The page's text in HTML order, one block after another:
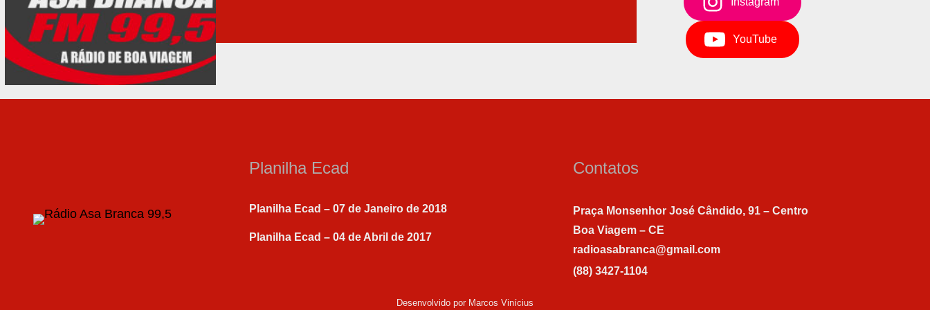
YouTube
Planilha Ecad
Planilha Ecad – 07 de Janeiro de 2018
Planilha Ecad – 04 de Abril de 2017
Contatos
Praça Monsenhor José Cândido, 91 – Centro
Boa Viagem – CE
radioasabranca@gmail.com
(88) 3427-1104
Desenvolvido por Marcos Vinícius